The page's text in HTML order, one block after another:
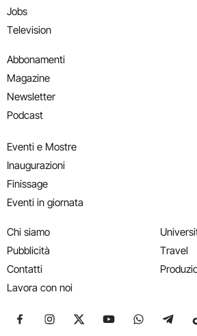
Jobs
Television
Abbonamenti
Magazine
Newsletter
Podcast
Eventi e Mostre
Inaugurazioni
Finissage
Eventi in giornata
Chi siamo
Pubblicità
Contatti
Lavora con noi
Travel
Seguici su Facebook
Seguici su Instagram
Seguici su X
Seguici suSeguici su